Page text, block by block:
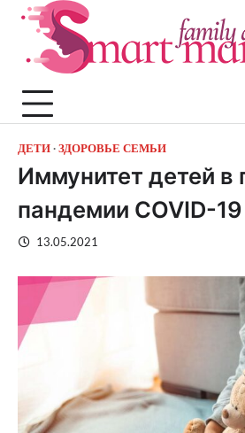
Перейти
содержимому
ДЕТИ ЗДОРОВЬЕ СЕМЬИ
Иммунитет детей в
пандемии COVID-19
13.05.2021